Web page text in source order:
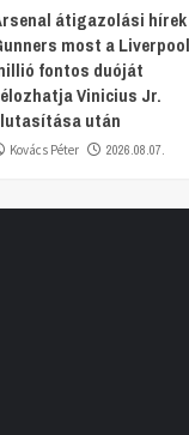
átigazolási hírek
most a
fontos duóját
Vinicius Jr.
után
Kovács Péter 2026.08.07.